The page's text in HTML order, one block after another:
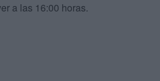
a las 16:00 horas.